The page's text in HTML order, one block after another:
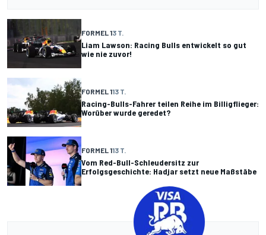
FORMEL 13 T.
Liam Lawson: Racing Bulls entwickelt so gut
wie nie zuvor!
FORMEL 113 T.
Racing-Bulls-Fahrer teilen Reihe im Billigflieger:
Worüber wurde geredet?
FORMEL 113 T.
Vom Red-Bull-Schleudersitz zur
Erfolgsgeschichte: Hadjar setzt neue Maßstäbe